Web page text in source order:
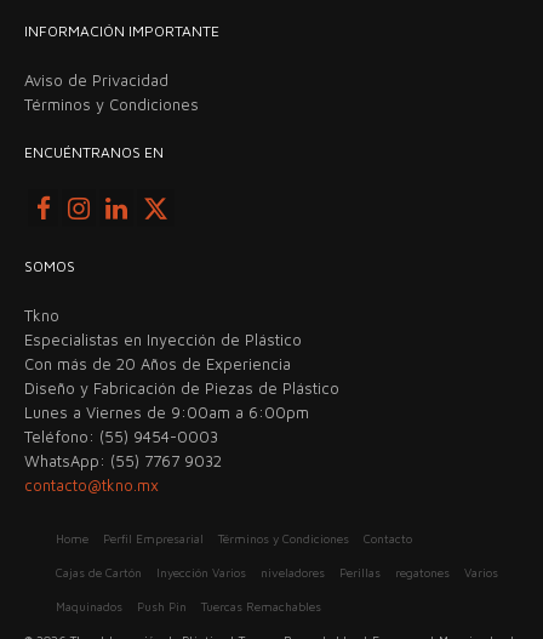
INFORMACIÓN IMPORTANTE
Aviso de Privacidad
Términos y Condiciones
ENCUÉNTRANOS EN
SOMOS
Tkno
Especialistas en Inyección de Plástico
Con más de 20 Años de Experiencia
Diseño y Fabricación de Piezas de Plástico
Lunes a Viernes de 9:00am a 6:00pm
Teléfono: (55) 9454-0003
WhatsApp: (55) 7767 9032
contacto@tkno.mx
Home Perfil Empresarial Términos y Condiciones Contacto
Cajas de Cartón Inyección Varios niveladores Perillas regatones Varios
Maquinados Push Pin Tuercas Remachables